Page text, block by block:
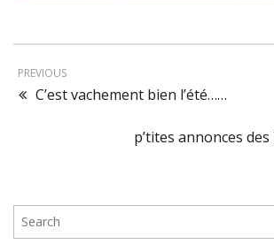
PREVIOUS
C’est vachement bien l’été……
p’tites annonces des